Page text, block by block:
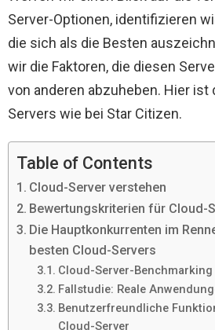
Server-Optionen, identifizieren
die sich als die Besten
wir die Faktoren, die diesen
von anderen abzuheben. Hier ist
Servers wie bei Star Citizen.
Table of Contents
Cloud-Server verstehen
Bewertungskriterien für Cloud-
Die Hauptkonkurrenten im
besten Cloud-Servers
Cloud-Server-Benchmarking
Fallstudie: Reale
Benutzerfreundliche
Cloud-Server